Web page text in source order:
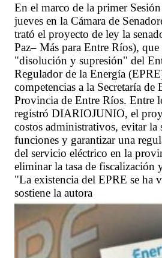
En el marco de la primer
jueves en la Cámara de
trató el proyecto de ley la
Paz– Más para Entre Ríos),
"disolución y supresión" del
Regulador de la Energía
competencias a la Secretaría de
Provincia de Entre Ríos. Entre
registró DIARIOJUNIO, el
costos administrativos, evitar la
funciones y garantizar una
del servicio eléctrico en la
eliminar la tasa de fiscalización
"La existencia del EPRE se ha
sostiene la autora